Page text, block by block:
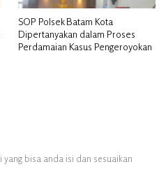
SOP Polsek Batam Kota
Dipertanyakan dalam Proses
Perdamaian Kasus Pengeroyokan
bisa anda isi dan sesuaikan